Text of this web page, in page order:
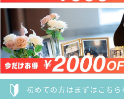
初めての方はまずはこちら